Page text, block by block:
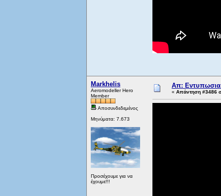
Markhelis
Aeromodeller Hero
Member
Αποσυνδεδεμένος
Μηνύματα: 7.673
Προσέχουμε για να
έχουμε!!!
Απ:
« Απάντηση #3486